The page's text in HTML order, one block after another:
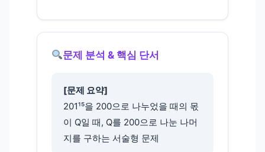
문제 분석 & 핵심 단서
[문제 요약]
201¹⁵을 200으로 나누었을 때의 몫
이 Q일 때, Q를 200으로 나눈 나머
지를 구하는 서술형 문제